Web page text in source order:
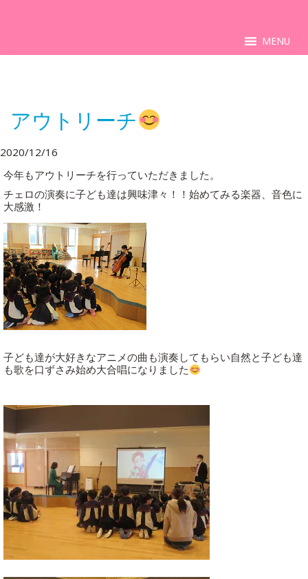
MENU
アウトリーチ
2020/12/16
今年もアウトリーチを行っていただきました。
チェロの演奏に子ども達は興味津々！！始めてみる楽器、音色に
大感激！
子ども達が大好きなアニメの曲も演奏してもらい自然と子ども達
も歌を口ずさみ始め大合唱になりました